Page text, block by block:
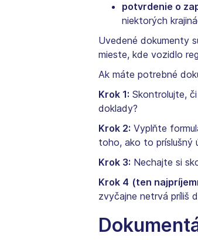
potvrdenie o
niektorých
Uvedené dokumenty
mieste, kde vozidlo
Ak máte potrebné
Krok 1: Skontrolujte,
doklady?
Krok 2: Vyplňte
toho, ako to príslušný
Krok 3: Nechajte si
Krok 4 (ten
zvyčajne netrvá príliš